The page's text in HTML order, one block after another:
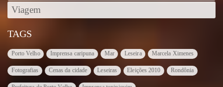
Viagem
TAGS
Porto Velho Imprensa caripuna Mar Leseira Marcela Ximenes
Fotografias Cenas da cidade Leseiras Eleições 2010 Rondônia